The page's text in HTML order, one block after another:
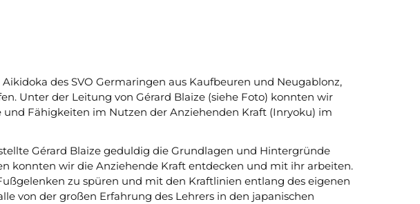
des SVO Germaringen aus Kaufbeuren und Neugablonz,
Unter der Leitung von Gérard Blaize (siehe Foto) konnten wir
Fähigkeiten im Nutzen der Anziehenden Kraft (Inryoku) im
Gérard Blaize geduldig die Grundlagen und Hintergründe
konnten wir die Anziehende Kraft entdecken und mit ihr arbeiten.
zu spüren und mit den Kraftlinien entlang des eigenen
von der großen Erfahrung des Lehrers in den japanischen